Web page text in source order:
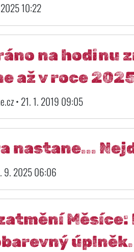
10:22
na hodinu
až v roce
• 21. 1. 2019 09:05
nastane...
9. 2025 06:06